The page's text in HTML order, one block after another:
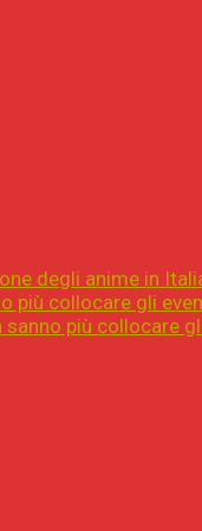
degli anime in
più collocare gli
più collocare